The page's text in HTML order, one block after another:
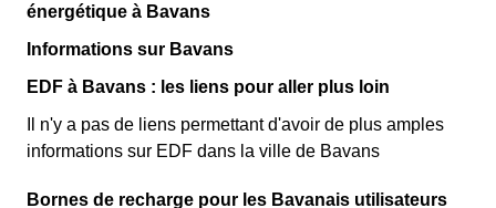
énergétique à Bavans
Informations sur Bavans
EDF à Bavans : les liens pour aller plus loin
Il n'y a pas de liens permettant d'avoir de plus amples
informations sur EDF dans la ville de Bavans
Bornes de recharge pour les Bavanais utilisateurs